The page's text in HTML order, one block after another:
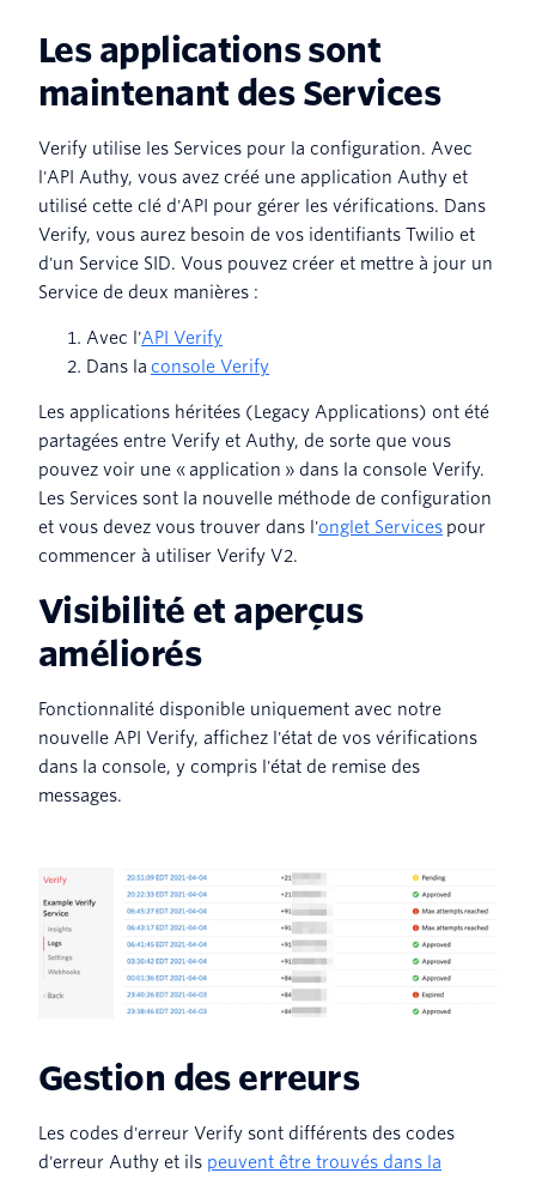
Les applications sont
maintenant des Services
Verify utilise les Services pour la configuration. Avec
l'API Authy, vous avez créé une application Authy et
utilisé cette clé d'API pour gérer les vérifications. Dans
Verify, vous aurez besoin de vos identifiants Twilio et
d'un Service SID. Vous pouvez créer et mettre à jour un
Service de deux manières :
Avec l'API Verify
Dans la console Verify
Les applications héritées (Legacy Applications) ont été
partagées entre Verify et Authy, de sorte que vous
pouvez voir une « application » dans la console Verify.
Les Services sont la nouvelle méthode de configuration
et vous devez vous trouver dans l'onglet Services pour
commencer à utiliser Verify V2.
Visibilité et aperçus
améliorés
Fonctionnalité disponible uniquement avec notre
nouvelle API Verify, affichez l'état de vos vérifications
dans la console, y compris l'état de remise des
messages.
Gestion des erreurs
Les codes d'erreur Verify sont différents des codes
d'erreur Authy et ils peuvent être trouvés dans la